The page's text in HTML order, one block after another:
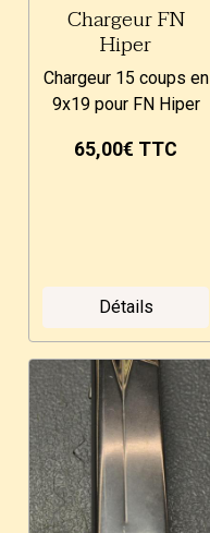
Chargeur FN
Hiper
Chargeur 15 coups en
9x19 pour FN Hiper
65,00€ TTC
Détails